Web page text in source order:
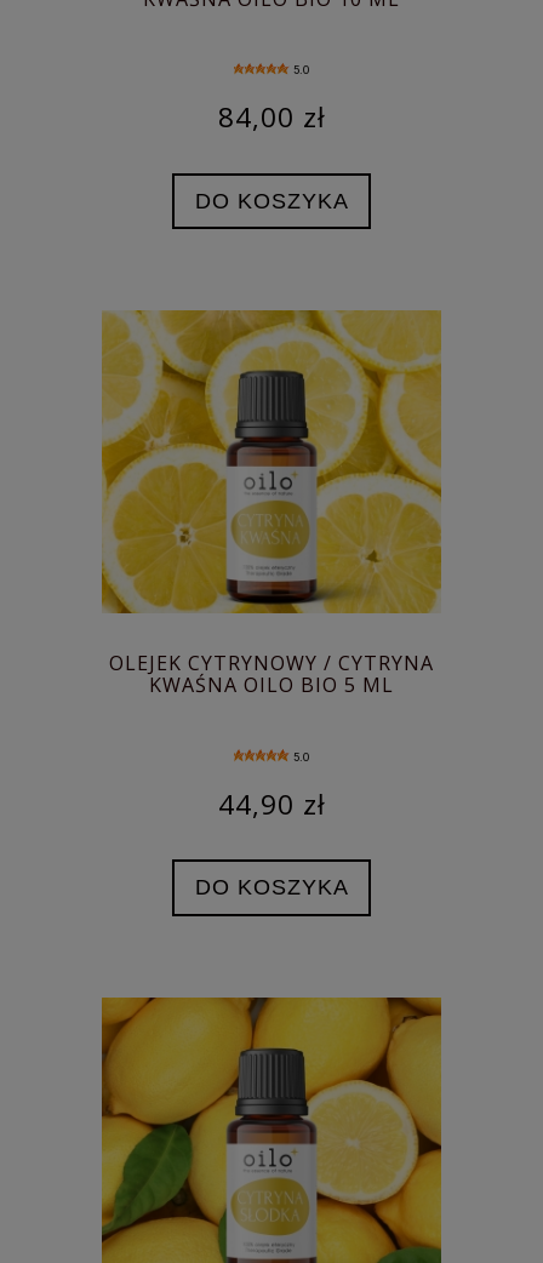
5.0
84,00 zł
DO KOSZYKA
OLEJEK CYTRYNOWY / CYTRYNA
KWAŚNA OILO BIO 5 ML
5.0
44,90 zł
DO KOSZYKA